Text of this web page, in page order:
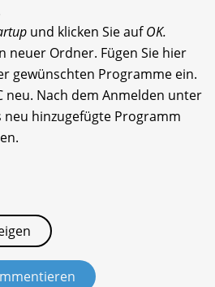
und klicken Sie aufOK.
neuer Ordner. Fügen Sie hier
gewünschten Programme ein.
neu. Nach dem Anmelden unter
neu hinzugefügte Programm